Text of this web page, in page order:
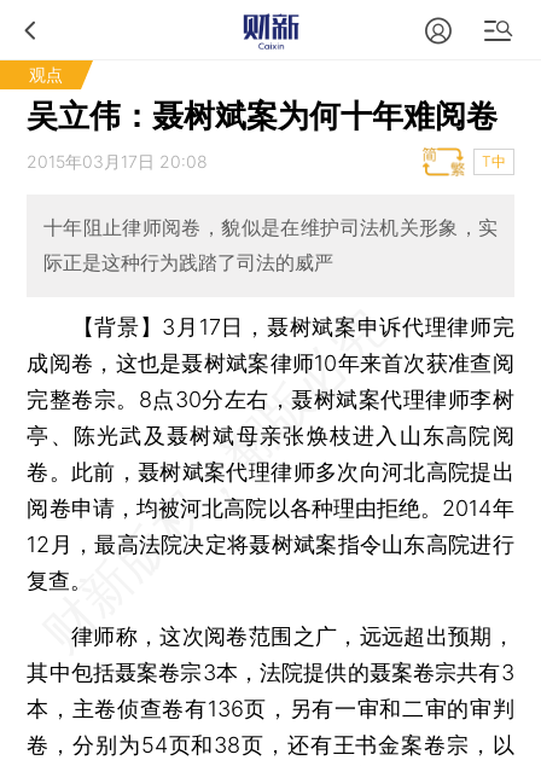
观点
吴立伟：聂树斌案为何十年难阅卷
2015年03月17日 20:08 T中
十年阻止律师阅卷，貌似是在维护司法机关形象，实
际正是这种行为践踏了司法的威严
【背景】3月17日，聂树斌案申诉代理律师完
成阅卷，这也是聂树斌案律师10年来首次获准查阅
完整卷宗。8点30分左右，聂树斌案代理律师李树
亭、陈光武及聂树斌母亲张焕枝进入山东高院阅
卷。此前，聂树斌案代理律师多次向河北高院提出
阅卷申请，均被河北高院以各种理由拒绝。2014年
12月，最高法院决定将聂树斌案指令山东高院进行
复查。
律师称，这次阅卷范围之广，远远超出预期，
其中包括聂案卷宗3本，法院提供的聂案卷宗共有3
本，主卷侦查卷有136页，另有一审和二审的审判
卷，分别为54页和38页，还有王书金案卷宗，以